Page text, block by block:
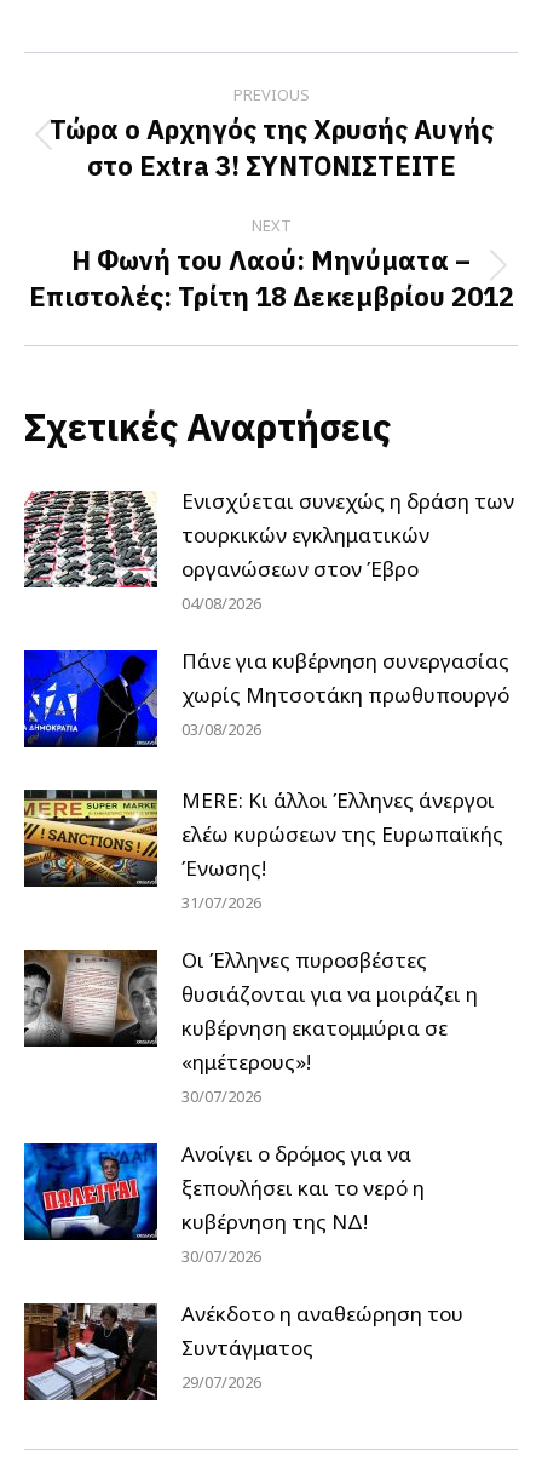
Facebook
X
LinkedIn
navigation
PREVIOUS
Previous
post:
Τώρα ο Αρχηγός της Χρυσής Αυγής
στο Extra 3! ΣΥΝΤΟΝΙΣΤΕΙΤΕ
NEXT
Next
post:
Η Φωνή του Λαού: Μηνύματα –
Επιστολές: Τρίτη 18 Δεκεμβρίου 2012
Σχετικές Αναρτήσεις
Ενισχύεται συνεχώς η δράση των
τουρκικών εγκληματικών
οργανώσεων στον Έβρο
04/08/2026
Πάνε για κυβέρνηση συνεργασίας
χωρίς Μητσοτάκη πρωθυπουργό
03/08/2026
MERE: Κι άλλοι Έλληνες άνεργοι
ελέω κυρώσεων της Ευρωπαϊκής
Ένωσης!
31/07/2026
Οι Έλληνες πυροσβέστες
θυσιάζονται για να μοιράζει η
κυβέρνηση εκατομμύρια σε
«ημέτερους»!
30/07/2026
Ανοίγει ο δρόμος για να
ξεπουλήσει και το νερό η
κυβέρνηση της ΝΔ!
30/07/2026
Ανέκδοτο η αναθεώρηση του
Συντάγματος
29/07/2026